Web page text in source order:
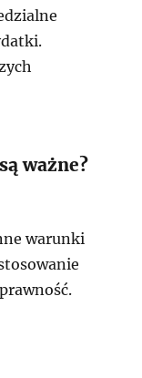
ważne?
warunki